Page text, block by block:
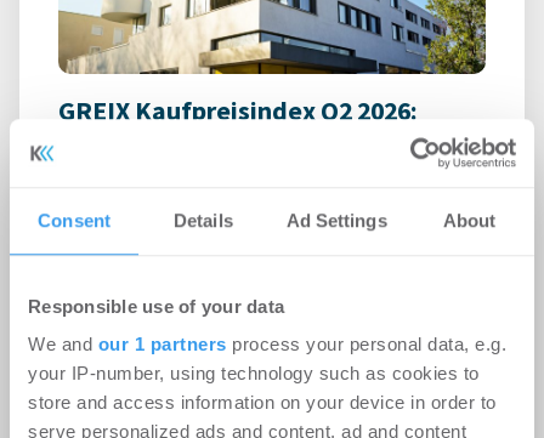
Consent Details Ad Settings About
Responsible use of your data
We and our 1 partners process your personal data, e.g.
your IP-number, using technology such as cookies to
store and access information on your device in order to
serve personalized ads and content, ad and content
GREIX Kaufpreisindex Q2 2026:
Preisanstieg verliert an Schwung,
Jahresvergleich
Wohnen | Märkte
Preisanstieg verliert an Schwung, real sinken die
Immobilienpreise im Jahresvergleich